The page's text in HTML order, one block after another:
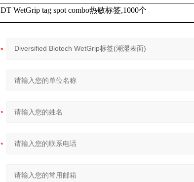
DT WetGrip tag spot combo热敏标签,1000个